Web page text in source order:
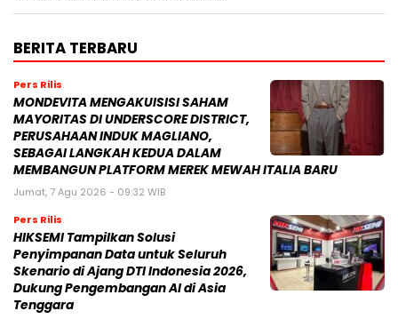
BERITA TERBARU
Pers Rilis
MONDEVITA MENGAKUISISI SAHAM
MAYORITAS DI UNDERSCORE DISTRICT,
PERUSAHAAN INDUK MAGLIANO,
SEBAGAI LANGKAH KEDUA DALAM
MEMBANGUN PLATFORM MEREK MEWAH ITALIA BARU
Jumat, 7 Agu 2026 - 09:32 WIB
Pers Rilis
HIKSEMI Tampilkan Solusi
Penyimpanan Data untuk Seluruh
Skenario di Ajang DTI Indonesia 2026,
Dukung Pengembangan AI di Asia
Tenggara